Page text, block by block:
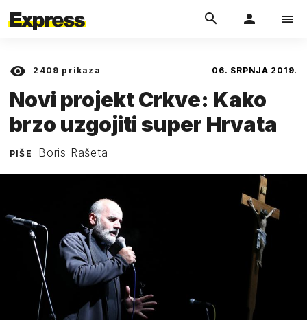
2409 prikaza 06. SRPNJA 2019.
Novi projekt Crkve: Kako
brzo uzgojiti super Hrvata
PIŠE Boris Rašeta